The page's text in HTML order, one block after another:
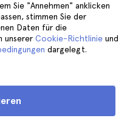
Sie "Annehmen" anklicken
stimmen Sie der
Daten für die
unserer Cookie-Richtlinie und
dargelegt.
uns auf